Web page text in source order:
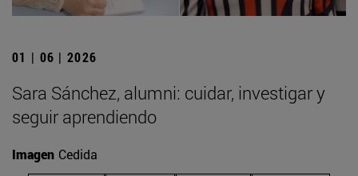
01 | 06 | 2026
Sara Sánchez, alumni: cuidar, investigar y
seguir aprendiendo
Imagen Cedida